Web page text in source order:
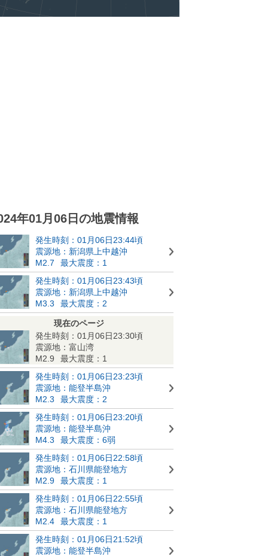
年01月06日の地震情報
発生時刻：01月06日23:44頃
震源地：新潟県上中越沖
M2.7
最大震度：1
発生時刻：01月06日23:43頃
震源地：新潟県上中越沖
M3.3
最大震度：2
現在のページ
発生時刻：01月06日23:30頃
震源地：富山湾
M2.9
最大震度：1
発生時刻：01月06日23:23頃
震源地：能登半島沖
M2.3
最大震度：2
発生時刻：01月06日23:20頃
震源地：能登半島沖
M4.3
最大震度：6弱
発生時刻：01月06日22:58頃
震源地：石川県能登地方
M2.9
最大震度：1
発生時刻：01月06日22:55頃
震源地：石川県能登地方
M2.4
最大震度：1
発生時刻：01月06日21:52頃
震源地：能登半島沖